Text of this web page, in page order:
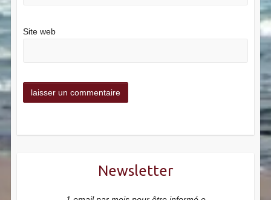
Site web
Newsletter